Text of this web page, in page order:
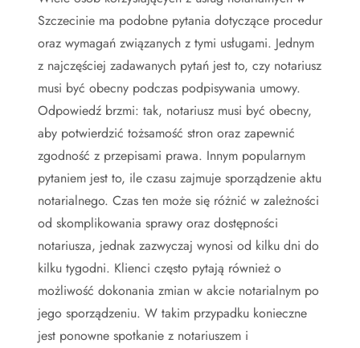
Szczecinie ma podobne pytania dotyczące procedur
oraz wymagań związanych z tymi usługami. Jednym
z najczęściej zadawanych pytań jest to, czy notariusz
musi być obecny podczas podpisywania umowy.
Odpowiedź brzmi: tak, notariusz musi być obecny,
aby potwierdzić tożsamość stron oraz zapewnić
zgodność z przepisami prawa. Innym popularnym
pytaniem jest to, ile czasu zajmuje sporządzenie aktu
notarialnego. Czas ten może się różnić w zależności
od skomplikowania sprawy oraz dostępności
notariusza, jednak zazwyczaj wynosi od kilku dni do
kilku tygodni. Klienci często pytają również o
możliwość dokonania zmian w akcie notarialnym po
jego sporządzeniu. W takim przypadku konieczne
jest ponowne spotkanie z notariuszem i